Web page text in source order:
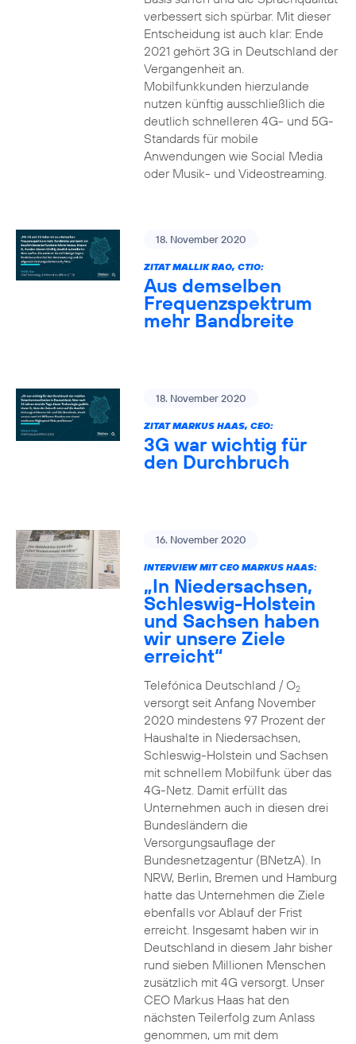
verbessert sich spürbar. Mit dieser
Entscheidung ist auch klar: Ende
2021 gehört 3G in Deutschland der
Vergangenheit an.
Mobilfunkkunden hierzulande
nutzen künftig ausschließlich die
deutlich schnelleren 4G- und 5G-
Standards für mobile
Anwendungen wie Social Media
oder Musik- und Videostreaming.
18. November 2020
ZITAT MALLIK RAO, CTIO:
Aus demselben
Frequenzspektrum
mehr Bandbreite
18. November 2020
ZITAT MARKUS HAAS, CEO:
3G war wichtig für
den Durchbruch
16. November 2020
INTERVIEW MIT CEO MARKUS HAAS:
„In Niedersachsen,
Schleswig-Holstein
und Sachsen haben
wir unsere Ziele
erreicht“
Telefónica Deutschland / O2
versorgt seit Anfang November
2020 mindestens 97 Prozent der
Haushalte in Niedersachsen,
Schleswig-Holstein und Sachsen
mit schnellem Mobilfunk über das
4G-Netz. Damit erfüllt das
Unternehmen auch in diesen drei
Bundesländern die
Versorgungsauflage der
Bundesnetzagentur (BNetzA). In
NRW, Berlin, Bremen und Hamburg
hatte das Unternehmen die Ziele
ebenfalls vor Ablauf der Frist
erreicht. Insgesamt haben wir in
Deutschland in diesem Jahr bisher
rund sieben Millionen Menschen
zusätzlich mit 4G versorgt. Unser
CEO Markus Haas hat den
nächsten Teilerfolg zum Anlass
genommen, um mit dem